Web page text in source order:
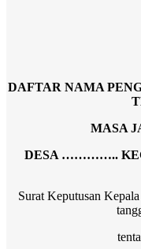
DAFTAR NAMA
MASA
DESA …………..
Surat Keputusan